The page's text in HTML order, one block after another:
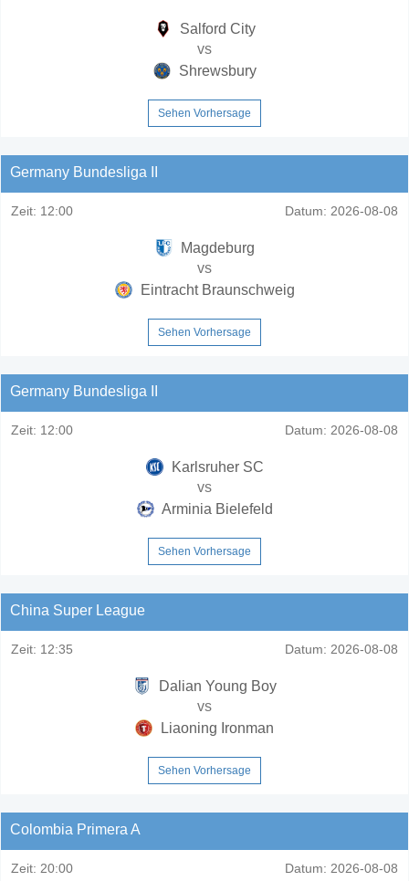
Salford City
vs
Shrewsbury
Sehen Vorhersage
Germany Bundesliga II
Zeit: 12:00 Datum: 2026-08-08
Magdeburg
vs
Eintracht Braunschweig
Sehen Vorhersage
Germany Bundesliga II
Zeit: 12:00 Datum: 2026-08-08
Karlsruher SC
vs
Arminia Bielefeld
Sehen Vorhersage
China Super League
Zeit: 12:35 Datum: 2026-08-08
Dalian Young Boy
vs
Liaoning Ironman
Sehen Vorhersage
Colombia Primera A
Zeit: 20:00 Datum: 2026-08-08